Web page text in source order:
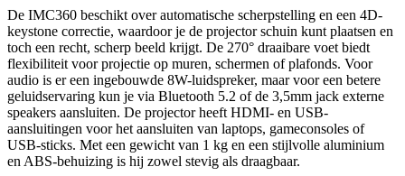
De IMC360 beschikt over automatische scherpstelling en een 4D-
keystone correctie, waardoor je de projector schuin kunt plaatsen en
toch een recht, scherp beeld krijgt. De 270° draaibare voet biedt
flexibiliteit voor projectie op muren, schermen of plafonds. Voor
audio is er een ingebouwde 8W-luidspreker, maar voor een betere
geluidservaring kun je via Bluetooth 5.2 of de 3,5mm jack externe
speakers aansluiten. De projector heeft HDMI- en USB-
aansluitingen voor het aansluiten van laptops, gameconsoles of
USB-sticks. Met een gewicht van 1 kg en een stijlvolle aluminium
en ABS-behuizing is hij zowel stevig als draagbaar.